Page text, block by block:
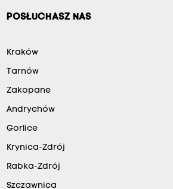
POSŁUCHASZ NAS
Kraków
Tarnów
Zakopane
Andrychów
Gorlice
Krynica-Zdrój
Rabka-Zdrój
Szczawnica